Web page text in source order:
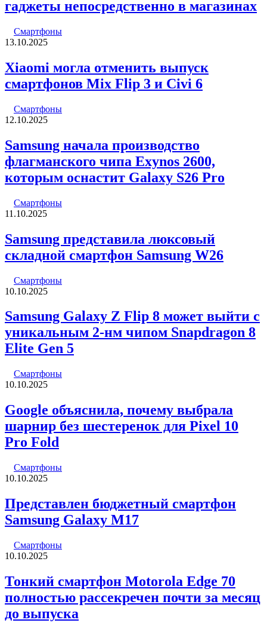
гаджеты непосредственно в магазинах
Смартфоны
13.10.2025
Xiaomi могла отменить выпуск
смартфонов Mix Flip 3 и Civi 6
Смартфоны
12.10.2025
Samsung начала производство
флагманского чипа Exynos 2600,
которым оснастит Galaxy S26 Pro
Смартфоны
11.10.2025
Samsung представила люксовый
складной смартфон Samsung W26
Смартфоны
10.10.2025
Samsung Galaxy Z Flip 8 может выйти с
уникальным 2-нм чипом Snapdragon 8
Elite Gen 5
Смартфоны
10.10.2025
Google объяснила, почему выбрала
шарнир без шестеренок для Pixel 10
Pro Fold
Смартфоны
10.10.2025
Представлен бюджетный смартфон
Samsung Galaxy M17
Смартфоны
10.10.2025
Тонкий смартфон Motorola Edge 70
полностью рассекречен почти за месяц
до выпуска